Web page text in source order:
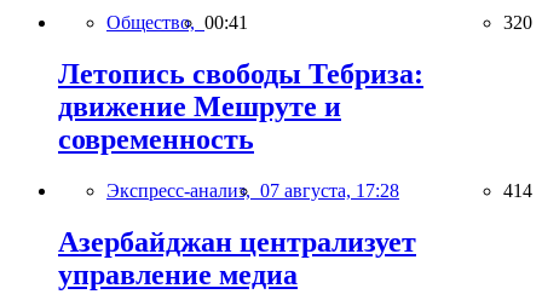
Общество, 00:41 320
Летопись свободы Тебриза:
движение Мешруте и
современность
Экспресс-анализ, 07 августа, 17:28 414
Азербайджан централизует
управление медиа